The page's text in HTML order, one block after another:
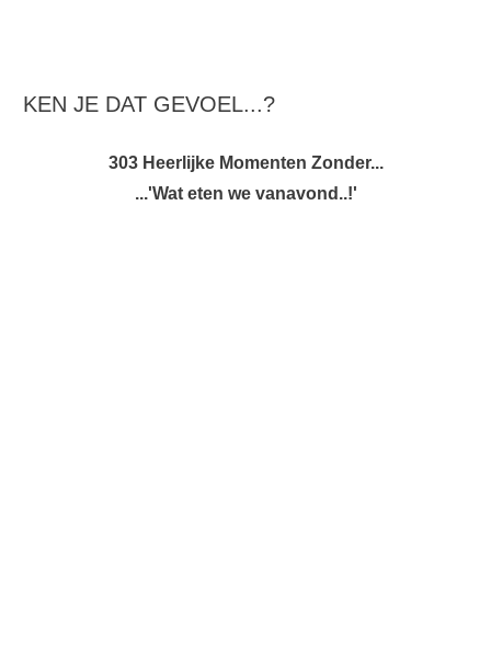
KEN JE DAT GEVOEL...?
303 Heerlijke Momenten Zonder...
...'Wat eten we vanavond..!'